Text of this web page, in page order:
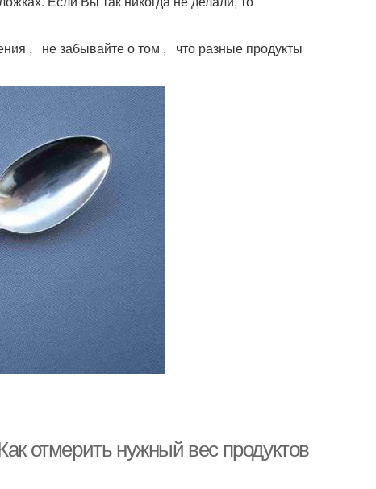
, не забывайте о том , что разные продукты
отмерить нужный вес продуктов